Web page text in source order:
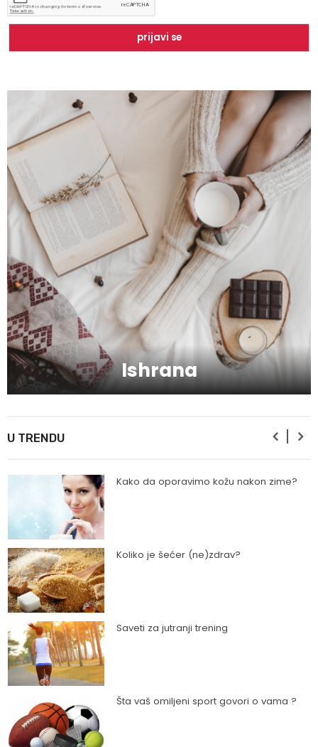
Ishrana
U TRENDU
Zbog čega je zumba sve popularnija?
Mitovi o zdravoj hrani
Skijanje pa plivanje, idealne aktivnosti na
raspustu u Sloveniji
Kako da oporavimo kožu nakon zime?
Koliko je šećer (ne)zdrav?
Saveti za jutranji trening
Šta vaš omiljeni sport govori o vama ?